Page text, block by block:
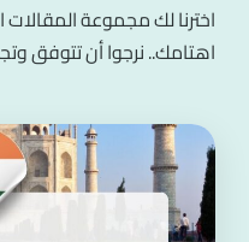
اخترنا لك مجموعة المقالات
اهتامك.. نرجوا أن تتوفق